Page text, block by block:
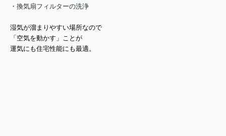
・換気扇フィルターの洗浄
湿気が溜まりやすい場所なので
「空気を動かす」ことが
運気にも住宅性能にも最適。